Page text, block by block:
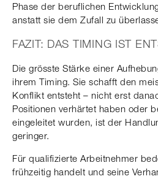
Phase der beruflichen
anstatt sie dem Zufall zu
FAZIT: DAS TIMING IST
Die grösste Stärke einer
ihrem Timing. Sie schafft den
Konflikt entsteht – nicht erst
Positionen verhärtet haben oder
eingeleitet wurden, ist der
geringer.
Für qualifizierte Arbeitnehmer
frühzeitig handelt und seine